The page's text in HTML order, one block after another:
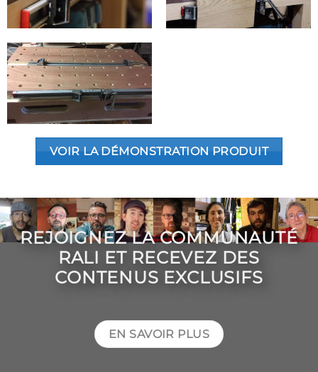
VOIR LA DÉMONSTRATION PRODUIT
REJOIGNEZ LA COMMUNAUTÉ
RALI ET RECEVEZ DES
CONTENUS EXCLUSIFS
EN SAVOIR PLUS